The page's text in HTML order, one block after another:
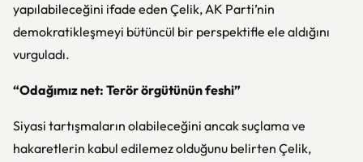
yapılabileceğini ifade eden Çelik, AK Parti’nin
demokratikleşmeyi bütüncül bir perspektifle ele aldığını
vurguladı.
“Odağımız net: Terör örgütünün feshi”
Siyasi tartışmaların olabileceğini ancak suçlama ve
hakaretlerin kabul edilemez olduğunu belirten Çelik,